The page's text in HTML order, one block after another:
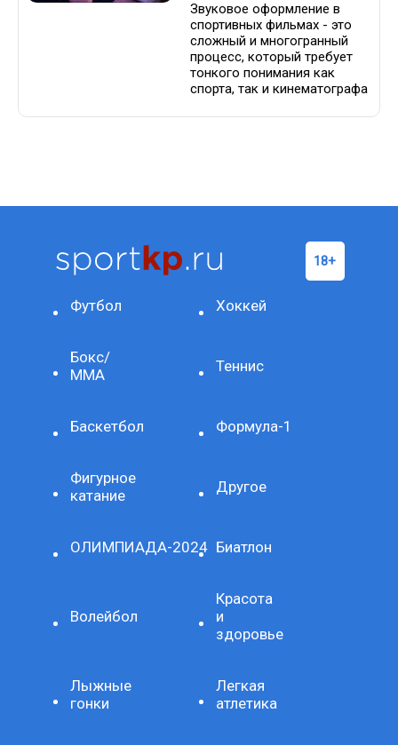
Звуковое оформление в
спортивных фильмах - это
сложный и многогранный
процесс, который требует
тонкого понимания как
спорта, так и кинематографа
Футбол Хоккей
Бокс/
ММА
Теннис
Баскетбол Формула-1
Фигурное
катание
Другое
ОЛИМПИАДА-2024 Биатлон
Волейбол
Красота
и
здоровье
Лыжные
гонки
Легкая
атлетика